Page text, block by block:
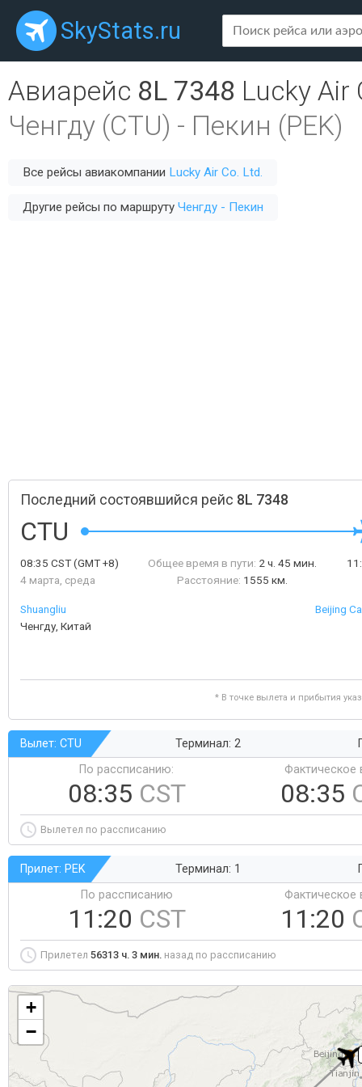
SkyStats.ru
Авиарейс 8L 7348 Lucky Air
Ченгду (CTU) - Пекин (PEK)
Все рейсы авиакомпании Lucky Air Co. Ltd.
Другие рейсы по маршруту Ченгду - Пекин
Последний состоявшийся рейс 8L 7348
CTU
08:35 CST(GMT +8)
4 марта, среда
Общее время в пути: 2 ч. 45 мин.
Расстояние: 1555 км.
Shuangliu
Ченгду, Китай
Beijing
* В точке вылета и прибытия
Вылет: CTU Терминал: 2
По рассписанию:
08:35 CST
Фактическое
08:35
Вылетел по рассписанию
Прилет: PEK Терминал: 1
По рассписанию
11:20 CST
Фактическое
11:20
Прилетел 56313 ч. 3 мин. назад по рассписанию
+
−